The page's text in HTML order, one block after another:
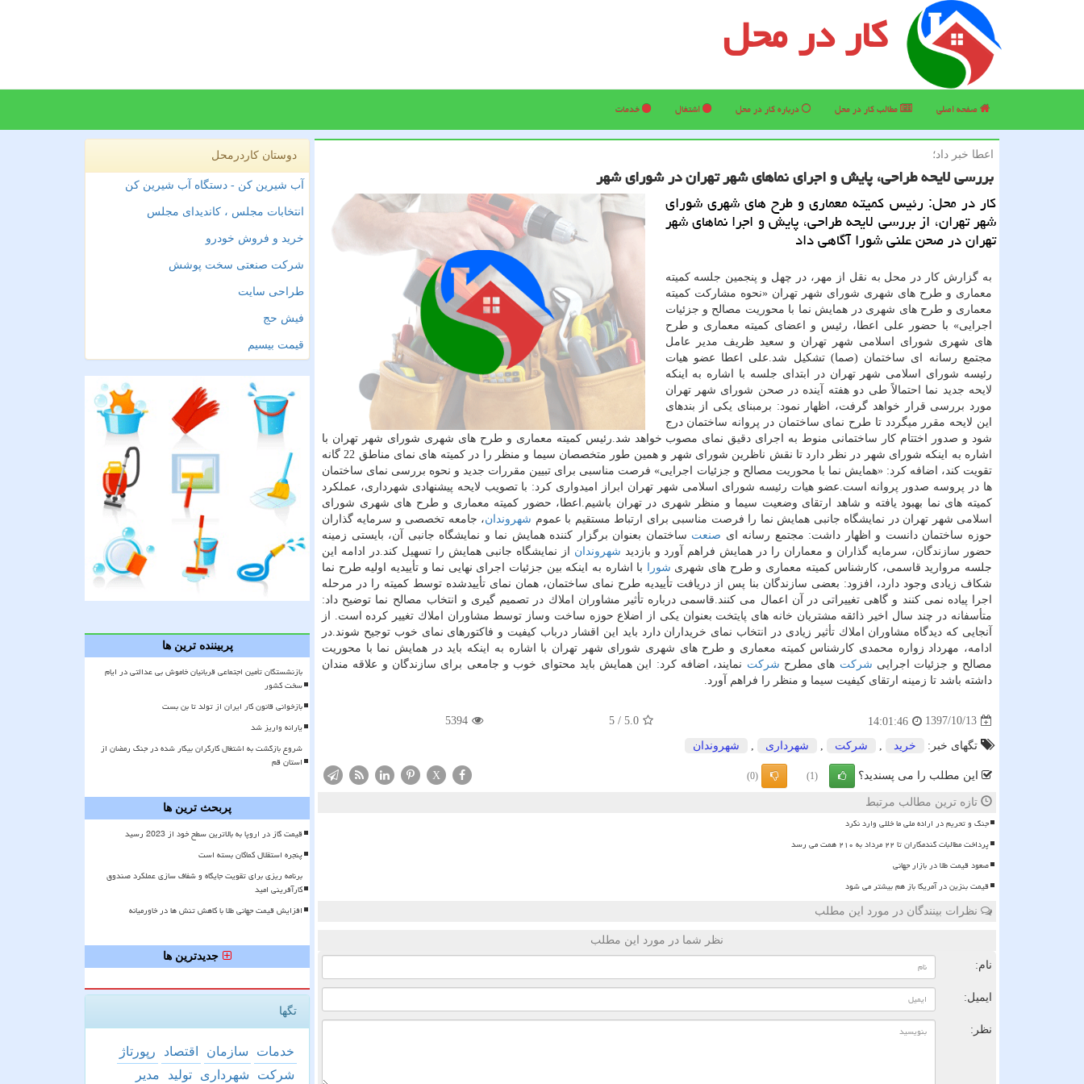
کار در محل
صفحه اصلی مطالب كار در محل درباره كار در محل اشتغال خدمات
اعطا خبر داد؛
بررسی لایحه طراحی، پایش و اجرای نماهای شهر تهران در شورای شهر
كار در محل: رئیس كمیته معماری و طرح های شهری شورای
شهر تهران، از بررسی لایحه طراحی، پایش و اجرا نماهای شهر
تهران در صحن علنی شورا آگاهی داد
به گزارش كار در محل به نقل از مهر، در چهل و پنجمین جلسه كمیته
معماری و طرح های شهری شورای شهر تهران «نحوه مشاركت كمیته
معماری و طرح های شهری در همایش نما با محوریت مصالح و جزئیات
اجرایی» با حضور علی اعطا، رئیس و اعضای كمیته معماری و طرح
های شهری شورای اسلامی شهر تهران و سعید ظریف مدیر عامل
مجتمع رسانه ای ساختمان (صما) تشكیل شد.علی اعطا عضو هیات
رئیسه شورای اسلامی شهر تهران در ابتدای جلسه با اشاره به اینكه
لایحه جدید نما احتمالاً طی دو هفته آینده در صحن شورای شهر تهران
مورد بررسی قرار خواهد گرفت، اظهار نمود: برمبنای یكی از بندهای
این لایحه مقرر میگردد تا طرح نمای ساختمان در پروانه ساختمان درج
شود و صدور اختتام كار ساختمانی منوط به اجرای دقیق نمای مصوب خواهد شد.‫رئیس كمیته معماری و طرح های شهری شورای شهر تهران با
اشاره به اینكه شورای شهر در نظر دارد تا نقش ناظرین شورای شهر و همین طور متخصصان سیما و منظر را در كمیته های نمای مناطق 22 گانه
تقویت كند، اضافه كرد: «همایش نما با محوریت مصالح و جزئیات اجرایی» فرصت مناسبی برای تبیین مقررات جدید و نحوه بررسی نمای ساختمان
ها در پروسه صدور پروانه است.عضو هیات رئیسه شورای اسلامی شهر تهران ابراز امیدواری كرد: با تصویب لایحه پیشنهادی شهرداری، عملكرد
كمیته های نما بهبود یافته و شاهد ارتقای وضعیت سیما و منظر شهری در تهران باشیم.‫اعطا، حضور كمیته معماری و طرح های شهری شورای
اسلامی شهر تهران در نمایشگاه جانبی همایش نما را فرصت مناسبی برای ارتباط مستقیم با عموم شهروندان، جامعه تخصصی و سرمایه گذاران
حوزه ساختمان دانست و اظهار داشت: مجتمع رسانه ای صنعت ساختمان بعنوان برگزار كننده همایش نما و نمایشگاه جانبی آن، بایستی زمینه
حضور سازندگان، سرمایه گذاران و معماران را در همایش فراهم آورد و بازدید شهروندان
از نمایشگاه جانبی همایش را تسهیل كند.‫در ادامه این
جلسه مروارید قاسمی، كارشناس كمیته معماری و طرح های شهری شورا
با اشاره به اینكه بین جزئیات اجرای نهایی نما و تأییدیه اولیه طرح نما
شكاف زیادی وجود دارد، افزود: بعضی سازندگان بنا پس از دریافت تأییدیه طرح نمای ساختمان، همان نمای تأییدشده توسط كمیته را در مرحله
اجرا پیاده نمی كنند و گاهی تغییراتی در آن اعمال می كنند.‫قاسمی درباره تأثیر مشاوران املاك در تصمیم گیری و انتخاب مصالح نما توضیح داد:
متأسفانه در چند سال اخیر ذائقه مشتریان خانه های پایتخت بعنوان یكی از اضلاع حوزه ساخت وساز توسط مشاوران املاك تغییر كرده است. از
آنجایی كه دیدگاه مشاوران املاك تأثیر زیادی در انتخاب نمای خریداران دارد باید این اقشار درباب كیفیت و فاكتورهای نمای خوب توجیح شوند.در
ادامه، مهرداد ‫زواره محمدی كارشناس كمیته معماری و طرح های شهری شورای شهر تهران با اشاره به اینكه باید در همایش نما با محوریت
مصالح و جزئیات اجرایی شركت های مطرح شركت نمایند، اضافه كرد: این همایش باید محتوای خوب و جامعی برای سازندگان و علاقه مندان
داشته باشد تا زمینه ارتقای كیفیت سیما و منظر را فراهم آورد.
1397/10/13
14:01:46
5.0
/
5
5394
تگهای خبر: خرید شركت شهرداری شهروندان
این مطلب را می پسندید؟ (1)
(0)
X
تازه ترین مطالب مرتبط
جنگ و تحریم در اراده ملی ما خللی وارد نکرد
پرداخت مطالبات گندمکاران تا ۲۲ مرداد به ۲۱۰ همت می رسد
صعود قیمت طلا در بازار جهانی
قیمت بنزین در آمریکا باز هم بیشتر می شود
نظرات بینندگان در مورد این مطلب
نظر شما در مورد این مطلب
نام:
ایمیل:
نظر:
دوستان کاردرمحل
آب شیرین کن - دستگاه آب شیرین کن
انتخابات مجلس ، کاندیدای مجلس
خرید و فروش خودرو
شرکت صنعتی سخت پوشش
طراحی سایت
فیش حج
قیمت بیسیم
پربیننده ترین ها
بازنشستگان تأمین اجتماعی قربانیان خاموش بی عدالتی در ایام
سخت کشور
بازخوانی قانون کار ایران از تولد تا بن بست
یارانه واریز شد
شروع بازگشت به اشتغال کارگران بیکار شده در جنگ رمضان از
استان قم
پربحث ترین ها
قیمت گاز در اروپا به بالاترین سطح خود از 2023 رسید
پنجره استقلال کماکان بسته است
برنامه ریزی برای تقویت جایگاه و شفاف سازی عملکرد صندوق
کارآفرینی امید
افزایش قیمت جهانی طلا با کاهش تنش ها در خاورمیانه
جدیدترین ها
تگها
خدمات سازمان اقتصاد
رپورتاژ
شركت
شهرداری تولید مدیر